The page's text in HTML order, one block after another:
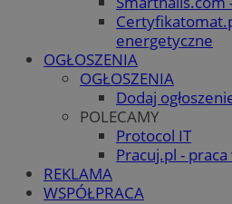
energetyczne
OGŁOSZENIA
OGŁOSZENIA
Dodaj
POLECAMY
Protocol IT
Pracuj.pl -
REKLAMA
WSPÓŁPRACA